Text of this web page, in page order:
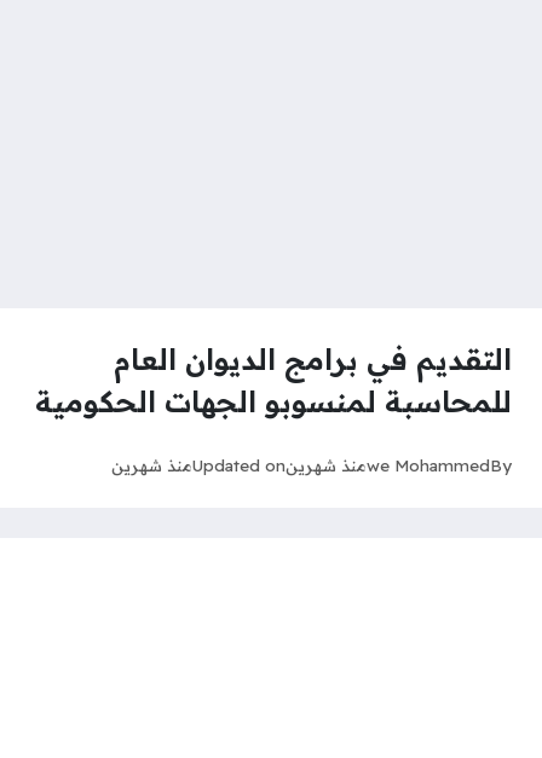
التقديم في برامج الديوان العام
للمحاسبة لمنسوبو الجهات الحكومية
By
we Mohammedمنذ شهرينUpdated onمنذ شهرين